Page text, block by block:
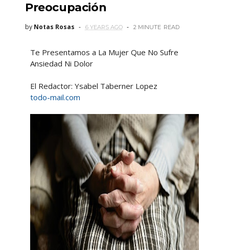
Preocupación
by Notas Rosas 6 YEARS AGO 2 MINUTE READ
Te Presentamos a La Mujer Que No Sufre
Ansiedad Ni Dolor
El Redactor: Ysabel Taberner Lopez
todo-mail.com